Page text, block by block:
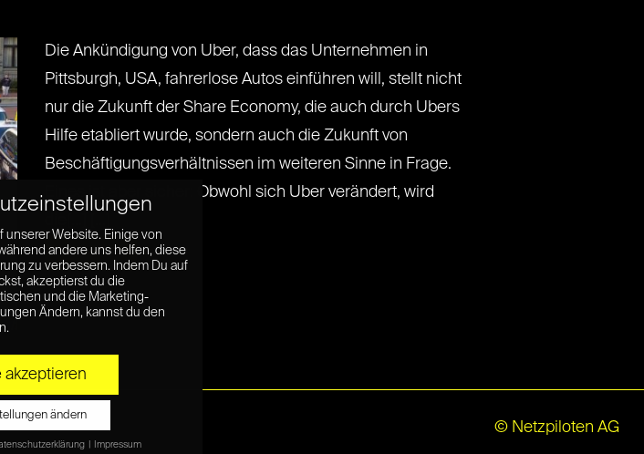
Die Ankündigung von Uber, dass das Unternehmen in
Pittsburgh, USA, fahrerlose Autos einführen will, stellt nicht
nur die Zukunft der Share Economy, die auch durch Ubers
Hilfe etabliert wurde, sondern auch die Zukunft von
Beschäftigungsverhältnissen im weiteren Sinne in Frage.
Eines ist aber sicher: Obwohl sich Uber verändert, wird
Read More »
© Netzpiloten AG
unserer Website. Einige von
andere uns helfen, diese
zu verbessern. Indem Du auf
akzeptierst du die
und die Marketing-
Ändern, kannst du den
akzeptieren
ändern
Impressum